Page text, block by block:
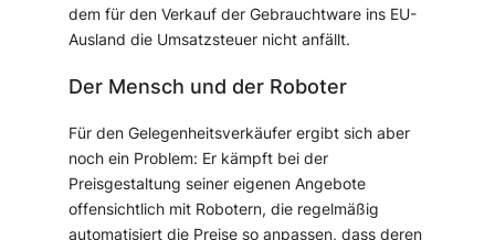
dem für den Verkauf der Gebrauchtware ins EU-
Ausland die Umsatzsteuer nicht anfällt.
Der Mensch und der Roboter
Für den Gelegenheitsverkäufer ergibt sich aber
noch ein Problem: Er kämpft bei der
Preisgestaltung seiner eigenen Angebote
offensichtlich mit Robotern, die regelmäßig
automatisiert die Preise so anpassen, dass deren